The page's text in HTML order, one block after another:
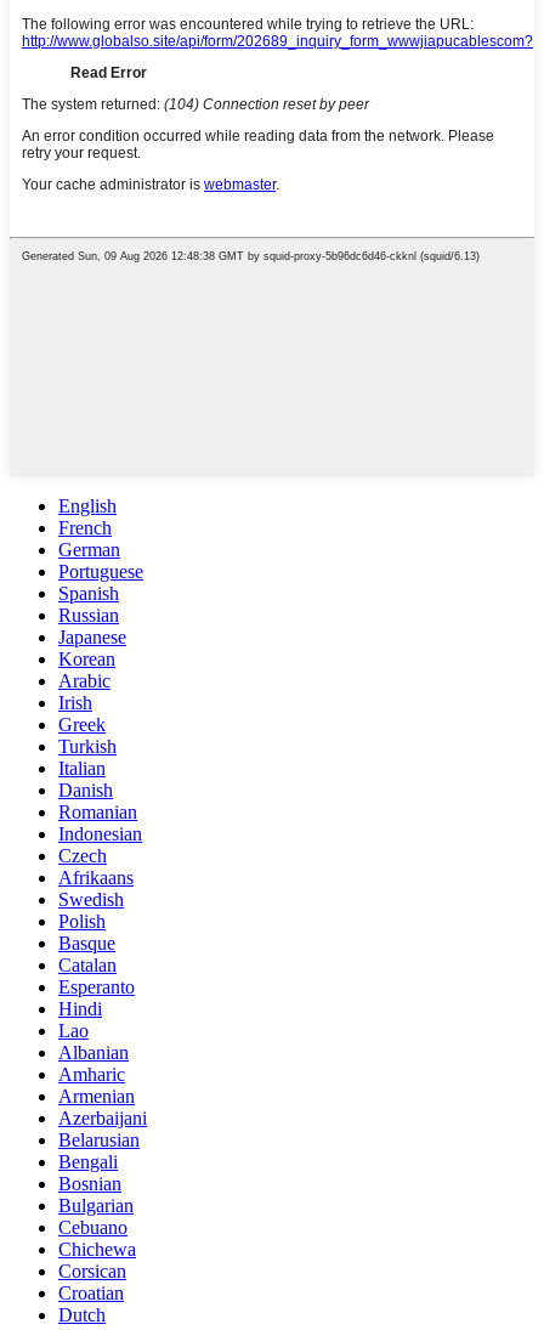
English
French
German
Portuguese
Spanish
Russian
Japanese
Korean
Arabic
Irish
Greek
Turkish
Italian
Danish
Romanian
Indonesian
Czech
Afrikaans
Swedish
Polish
Basque
Catalan
Esperanto
Hindi
Lao
Albanian
Amharic
Armenian
Azerbaijani
Belarusian
Bengali
Bosnian
Bulgarian
Cebuano
Chichewa
Corsican
Croatian
Dutch